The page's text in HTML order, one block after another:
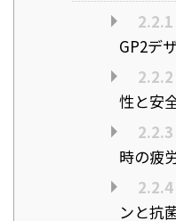
2.2.1
GP2デ
2.2.2
性と安
2.2.3
時の疲
2.2.4
ンと抗